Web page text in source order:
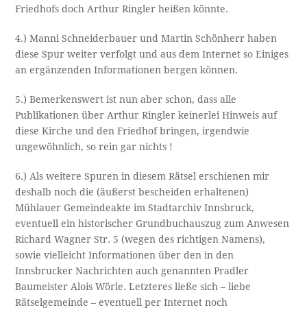
Friedhofs doch Arthur Ringler heißen könnte.
4.) Manni Schneiderbauer und Martin Schönherr haben
diese Spur weiter verfolgt und aus dem Internet so Einiges
an ergänzenden Informationen bergen können.
5.) Bemerkenswert ist nun aber schon, dass alle
Publikationen über Arthur Ringler keinerlei Hinweis auf
diese Kirche und den Friedhof bringen, irgendwie
ungewöhnlich, so rein gar nichts !
6.) Als weitere Spuren in diesem Rätsel erschienen mir
deshalb noch die (äußerst bescheiden erhaltenen)
Mühlauer Gemeindeakte im Stadtarchiv Innsbruck,
eventuell ein historischer Grundbuchauszug zum Anwesen
Richard Wagner Str. 5 (wegen des richtigen Namens),
sowie vielleicht Informationen über den in den
Innsbrucker Nachrichten auch genannten Pradler
Baumeister Alois Wörle. Letzteres ließe sich – liebe
Rätselgemeinde – eventuell per Internet noch